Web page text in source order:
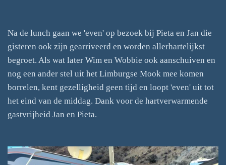
Na de lunch gaan we 'even' op bezoek bij Pieta en Jan die
gisteren ook zijn gearriveerd en worden allerhartelijkst
begroet. Als wat later Wim en Wobbie ook aanschuiven en
nog een ander stel uit het Limburgse Mook mee komen
borrelen, kent gezelligheid geen tijd en loopt 'even' uit tot
het eind van de middag. Dank voor de hartverwarmende
gastvrijheid Jan en Pieta.